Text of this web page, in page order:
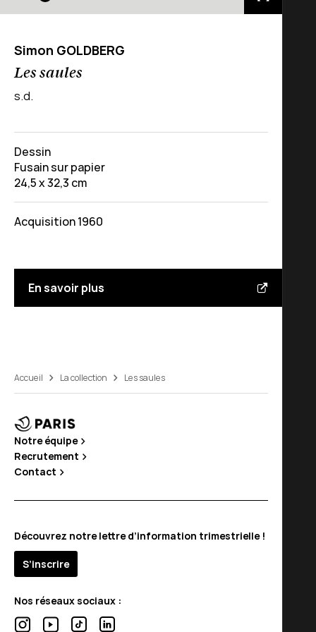
Simon GOLDBERG
Les saules
s.d.
Dessin
Fusain sur papier
24,5 x 32,3 cm
Acquisition 1960
En savoir plus
Accueil La collection Les saules
Notre équipe
Recrutement
Contact
Découvrez notre lettre d’information trimestrielle !
S’inscrire
Nos réseaux sociaux :